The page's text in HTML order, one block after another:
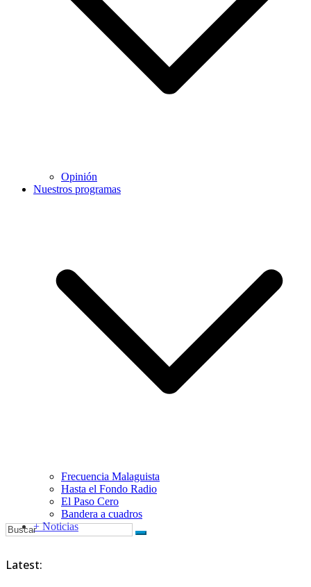
Opinión
Nuestros programas
Frecuencia Malaguista
Hasta el Fondo Radio
El Paso Cero
Bandera a cuadros
+ Noticias
Latest: